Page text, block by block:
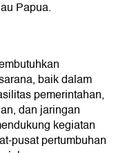
Papua.
baik dalam
pemerintahan,
dan jaringan
kegiatan
pusat pertumbuhan